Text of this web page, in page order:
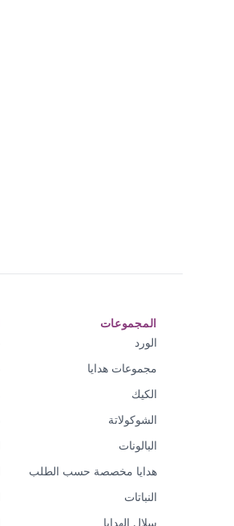
المجموعات
الورد
مجموعات هدايا
الكيك
الشوكولاتة
البالونات
هدايا مخصصة حسب الطلب
النباتات
سلال الهدايا